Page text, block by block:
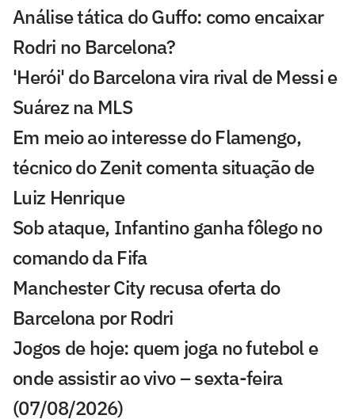
Análise tática do Guffo: como encaixar
Rodri no Barcelona?
'Herói' do Barcelona vira rival de Messi e
Suárez na MLS
Em meio ao interesse do Flamengo,
técnico do Zenit comenta situação de
Luiz Henrique
Sob ataque, Infantino ganha fôlego no
comando da Fifa
Manchester City recusa oferta do
Barcelona por Rodri
Jogos de hoje: quem joga no futebol e
onde assistir ao vivo – sexta-feira
(07/08/2026)